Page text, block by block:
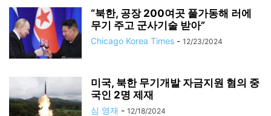
“북한, 공장 200여곳 풀가동해 러에
무기 주고 군사기술 받아”
Chicago Korea Times - 12/23/2024
미국, 북한 무기개발 자금지원 혐의 중
국인 2명 제재
심 영재 - 12/18/2024